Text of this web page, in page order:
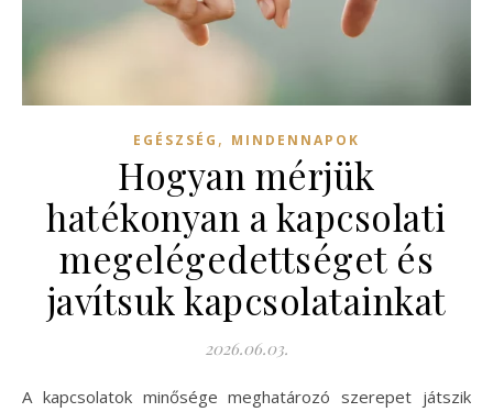
EGÉSZSÉG , MINDENNAPOK
Hogyan mérjük
hatékonyan a kapcsolati
megelégedettséget és
javítsuk kapcsolatainkat
2026.06.03.
A kapcsolatok minősége meghatározó szerepet játszik